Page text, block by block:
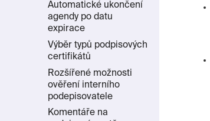
Automatické ukončení
agendy po datu
expirace
Výběr typů podpisových
certifikátů
Rozšířené možnosti
ověření interního
podepisovatele
Komentáře na